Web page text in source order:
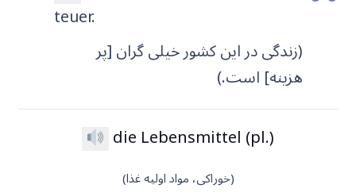
teuer.
(زندگی در این کشور خیلی گران [پر
هزینه] است.)
die Lebensmittel (pl.)
(خوراکی، مواد اولیه غذا)